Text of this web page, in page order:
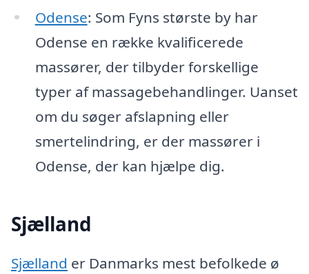
Odense: Som Fyns største by har
Odense en række kvalificerede
massører, der tilbyder forskellige
typer af massagebehandlinger. Uanset
om du søger afslapning eller
smertelindring, er der massører i
Odense, der kan hjælpe dig.
Sjælland
Sjælland er Danmarks mest befolkede ø